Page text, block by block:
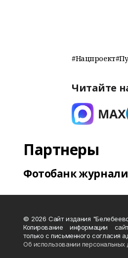
Читайте
Партнеры
Фотобанк
© 2026 Сайт издания
Копирование информации
только с письменного согласия
Об использовании персональных